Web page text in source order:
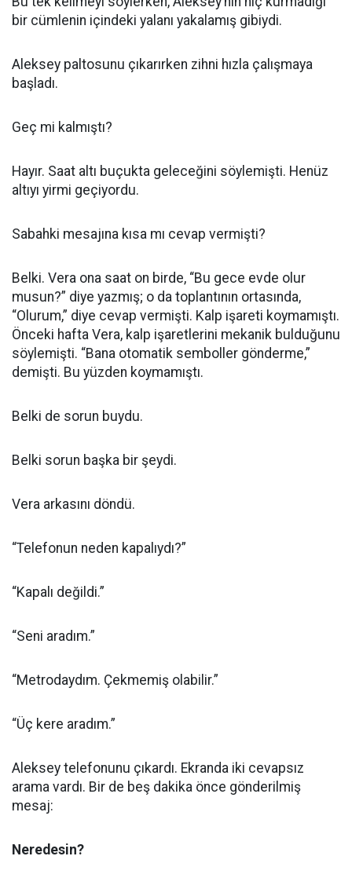
bir cümlenin içindeki yalanı yakalamış gibiydi.
Aleksey paltosunu çıkarırken zihni hızla çalışmaya
başladı.
Geç mi kalmıştı?
Hayır. Saat altı buçukta geleceğini söylemişti. Henüz
altıyı yirmi geçiyordu.
Sabahki mesajına kısa mı cevap vermişti?
Belki. Vera ona saat on birde, “Bu gece evde olur
musun?” diye yazmış; o da toplantının ortasında,
“Olurum,” diye cevap vermişti. Kalp işareti koymamıştı.
Önceki hafta Vera, kalp işaretlerini mekanik bulduğunu
söylemişti. “Bana otomatik semboller gönderme,”
demişti. Bu yüzden koymamıştı.
Belki de sorun buydu.
Belki sorun başka bir şeydi.
Vera arkasını döndü.
“Telefonun neden kapalıydı?”
“Kapalı değildi.”
“Seni aradım.”
“Metrodaydım. Çekmemiş olabilir.”
“Üç kere aradım.”
Aleksey telefonunu çıkardı. Ekranda iki cevapsız
arama vardı. Bir de beş dakika önce gönderilmiş
mesaj:
Neredesin?